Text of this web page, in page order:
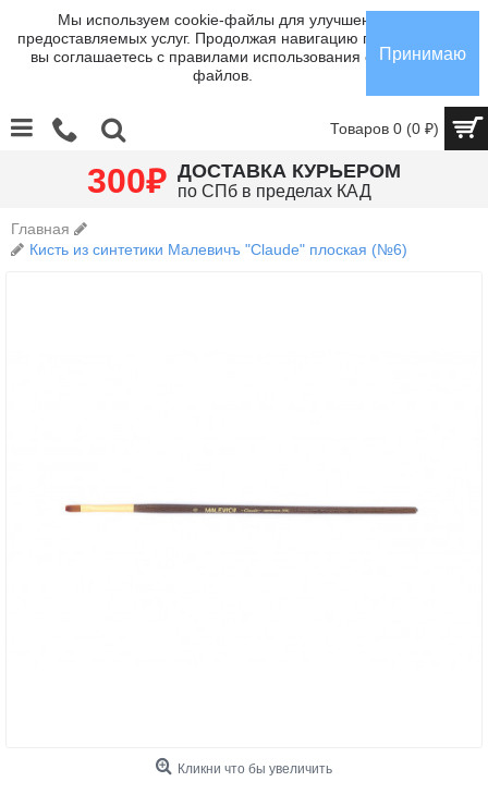
Мы используем cookie-файлы для улучшения
предоставляемых услуг. Продолжая навигацию по сайту,
вы соглашаетесь с правилами использования cookie-
файлов.
Принимаю
Товаров 0 (0 ₽)
300₽ ДОСТАВКА КУРЬЕРОМ
по СПб в пределах КАД
Главная
Кисть из синтетики Малевичъ "Claude" плоская (№6)
Кликни что бы увеличить